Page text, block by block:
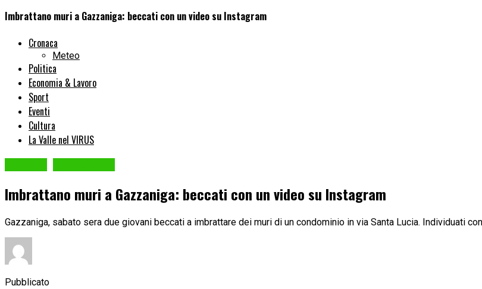
Imbrattano muri a Gazzaniga: beccati con un video su Instagram
Cronaca
Meteo
Politica
Economia & Lavoro
Sport
Eventi
Cultura
La Valle nel VIRUS
Imbrattano muri a Gazzaniga: beccati con un video su Instagram
Gazzaniga, sabato sera due giovani beccati a imbrattare dei muri di un condominio in via Santa Lucia. Individuati
Pubblicato